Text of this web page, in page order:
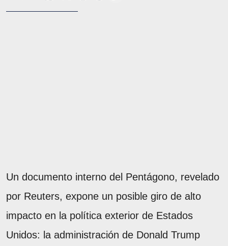
Un documento interno del Pentágono, revelado
por Reuters, expone un posible giro de alto
impacto en la política exterior de Estados
Unidos: la administración de Donald Trump